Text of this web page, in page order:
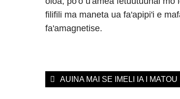
filifili ma maneta ua fa'apipi'i e
fa'amagnetise.
AUINA MAI SE IMELI IA I MATOU